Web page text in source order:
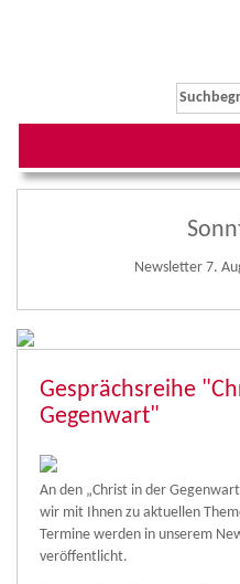
Newsletter 7.
Gesprächsreihe
Gegenwart"
An den „Christ in der
wir mit Ihnen zu aktuellen
Termine werden in unserem
veröffentlicht.